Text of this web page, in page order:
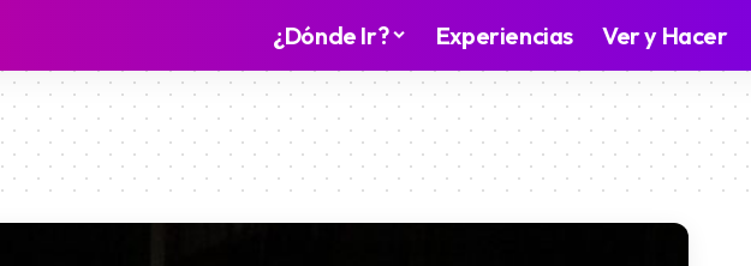
¿Dónde Ir? Experiencias Ver y Hacer